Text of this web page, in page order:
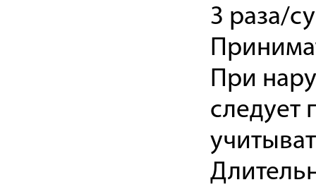
3 раза/
При
следует